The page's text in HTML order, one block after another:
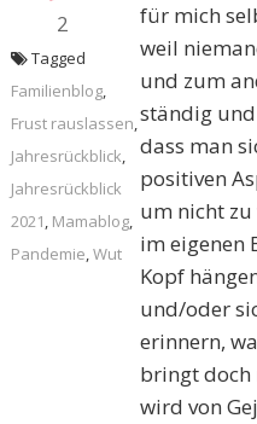
2
für mich
weil
und zum
ständig
dass man
positiven
um nicht
im eigenen
Kopf
und/oder
erinnern,
bringt doch
wird von
Tagged
Familienblog,
Frust rauslassen,
Jahresrückblick,
Jahresrückblick
2021, Mamablog,
Pandemie,Wut